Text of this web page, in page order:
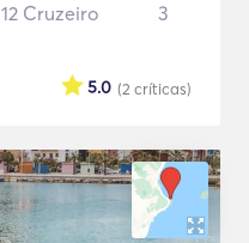
12 Cruzeiro 3
(2 críticas)
5.0